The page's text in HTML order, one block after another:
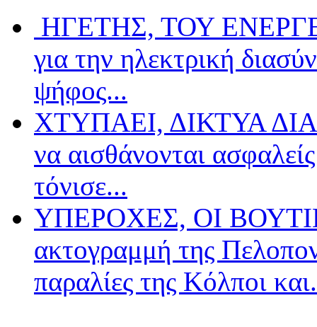
ΗΓΕΤΗΣ, ΤΟΥ
για την ηλεκτρική
ψήφος...
ΧΤΥΠΑΕΙ, ΔΙΚΤΥΑ
να αισθάνονται
τόνισε...
ΥΠΕΡΟΧΕΣ, ΟΙ
ακτογραμμή της
παραλίες της Κόλποι